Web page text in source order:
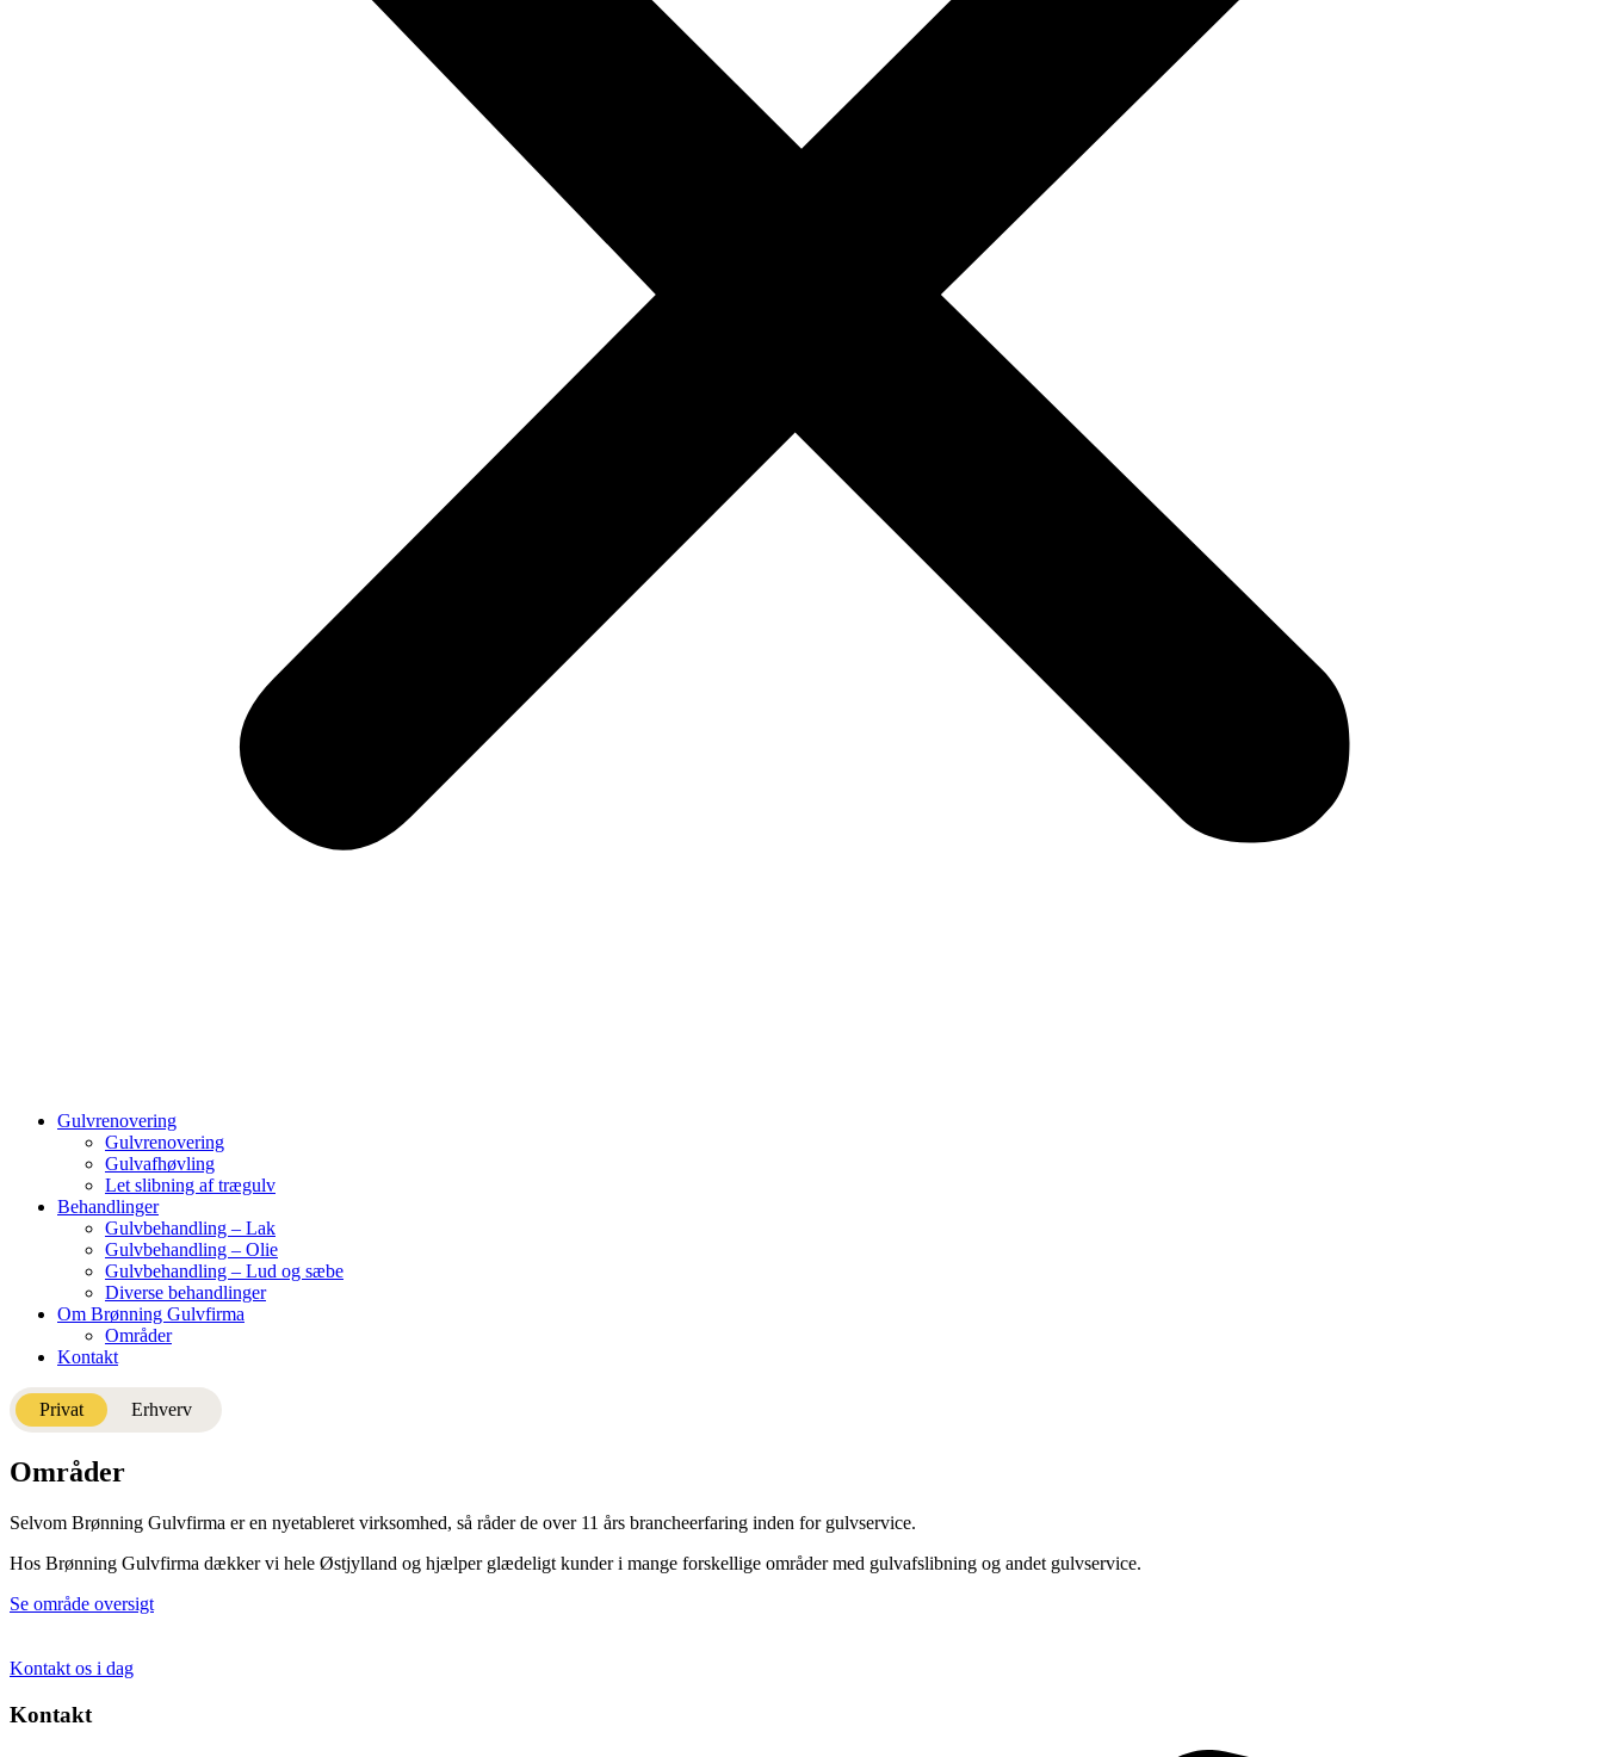
Gulvrenovering
Gulvrenovering
Gulvafhøvling
Let slibning af trægulv
Behandlinger
Gulvbehandling – Lak
Gulvbehandling – Olie
Gulvbehandling – Lud og sæbe
Diverse behandlinger
Om Brønning Gulvfirma
Områder
Kontakt
Privat Erhverv
Områder
Selvom Brønning Gulvfirma er en nyetableret virksomhed, så råder de over 11 års brancheerfaring inden for gulvservice.
Hos Brønning Gulvfirma dækker vi hele Østjylland og hjælper glædeligt kunder i mange forskellige områder med gulvafslibning og andet gulvservice.
Se område oversigt
Kontakt os i dag
Kontakt